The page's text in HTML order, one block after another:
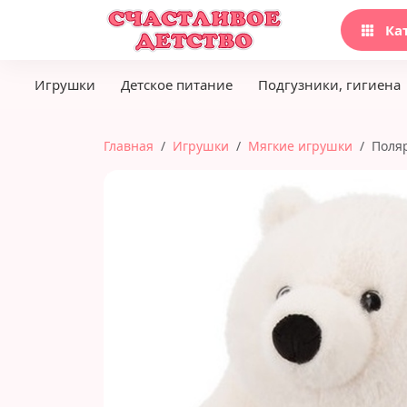
Игрушки Детское питание Подгузники, гигиена
Главная Игрушки Мягкие игрушки